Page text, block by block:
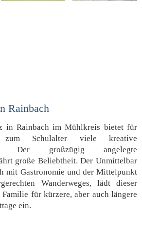
Rainbach
in Rainbach im Mühlkreis bietet für
Schulalter viele kreative
Der großzügig angelegte
große Beliebtheit. Der Unmittelbar
mit Gastronomie und der Mittelpunkt
Wanderweges, lädt dieser
für kürzere, aber auch längere
ein.